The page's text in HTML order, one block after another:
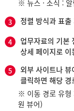
※ 뉴스 · 소식 :
3 정렬 방식과 표
4
업무자료의 기본
상세 페이지로 이
5
외부 사이트나
클릭하면 해당
※ 이동 경로 유형
원 뷰어)